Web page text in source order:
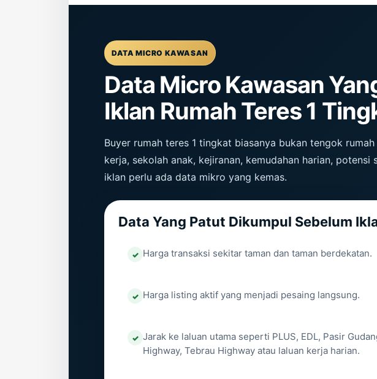
DATA MICRO KAWASAN
Data Micro Kawasan
Iklan Rumah Teres 1
Buyer rumah teres 1 tingkat biasanya bukan tengok
kerja, sekolah anak, kejiranan, kemudahan harian,
iklan perlu ada data mikro yang kemas.
Data Yang Patut Dikumpul Sebelum
Harga transaksi sekitar taman dan taman berdekatan.
Harga listing aktif yang menjadi pesaing langsung.
Jarak ke laluan utama seperti PLUS, EDL, Pasir
Highway, Tebrau Highway atau laluan kerja harian.